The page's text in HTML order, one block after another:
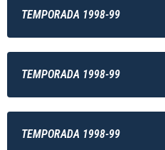
TEMPORADA 1998-99
TEMPORADA 1998-99
TEMPORADA 1998-99